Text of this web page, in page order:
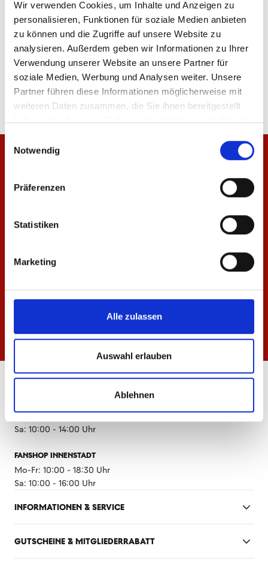
Wir verwenden Cookies, um Inhalte und Anzeigen zu
personalisieren, Funktionen für soziale Medien anbieten
zu können und die Zugriffe auf unsere Website zu
analysieren. Außerdem geben wir Informationen zu Ihrer
Verwendung unserer Website an unsere Partner für
soziale Medien, Werbung und Analysen weiter. Unsere
Partner führen diese Informationen möglicherweise mit
weiteren Daten zusammen, die Sie ihnen bereitgestellt
haben oder die sie im Rahmen Ihrer Nutzung der Dienste
Notwendig
Präferenzen
Statistiken
Marketing
Alle zulassen
Auswahl erlauben
Ablehnen
IN DEN WARENKORB
Produktdetails
ÖFFNUNGSZEITEN
Mo-Fr: 10:00 - 18:30 Uhr
Sa: 10:00 - 14:00 Uhr
FANSHOP INNENSTADT
Mo-Fr: 10:00 - 18:30 Uhr
Sa: 10:00 - 16:00 Uhr
INFORMATIONEN & SERVICE
GUTSCHEINE & MITGLIEDERRABATT